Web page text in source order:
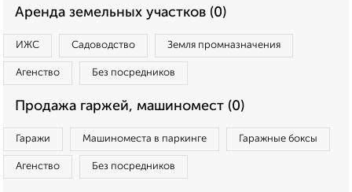
Аренда земельных участков (0)
ИЖС Садоводство Земля промназначения
Агенство Без посредников
Продажа гаржей, машиномест (0)
Гаражи Машиноместа в паркинге Гаражные боксы
Агенство Без посредников